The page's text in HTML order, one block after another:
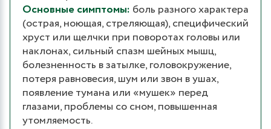
Основные симптомы: боль разного характера
(острая, ноющая, стреляющая), специфический
хруст или щелчки при поворотах головы или
наклонах, сильный спазм шейных мышц,
болезненность в затылке, головокружение,
потеря равновесия, шум или звон в ушах,
появление тумана или «мушек» перед
глазами, проблемы со сном, повышенная
утомляемость.